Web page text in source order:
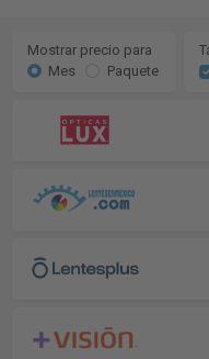
Mostrar precio para
Mes
Paquete